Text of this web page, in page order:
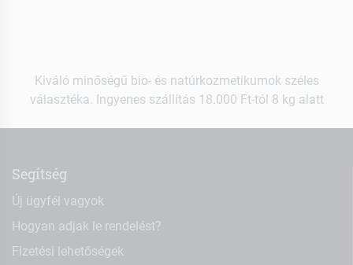
Kiváló minőségű bio- és natúrkozmetikumok széles
választéka. Ingyenes szállítás 18.000 Ft-tól 8 kg alatt
Segítség
Új ügyfél vagyok
Hogyan adjak le rendelést?
Fizetési lehetőségek